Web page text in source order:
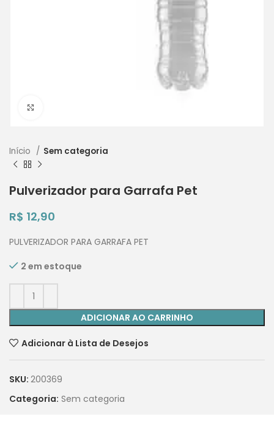
Início Sem categoria
Pulverizador para Garrafa Pet
R$ 12,90
PULVERIZADOR PARA GARRAFA PET
2 em estoque
ADICIONAR AO CARRINHO
Adicionar à Lista de Desejos
SKU: 200369
Categoria: Sem categoria